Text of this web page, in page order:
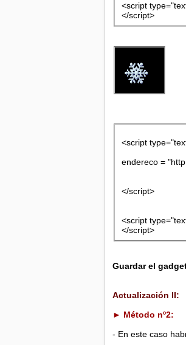
<script
</script>
<script
endereco =
</script>
<script
</script>
Guardar el
Actualización II:
► Método nº2:
- En este caso